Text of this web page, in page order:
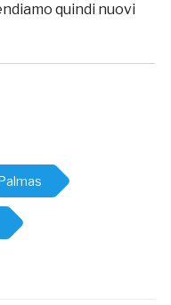
quindi nuovi